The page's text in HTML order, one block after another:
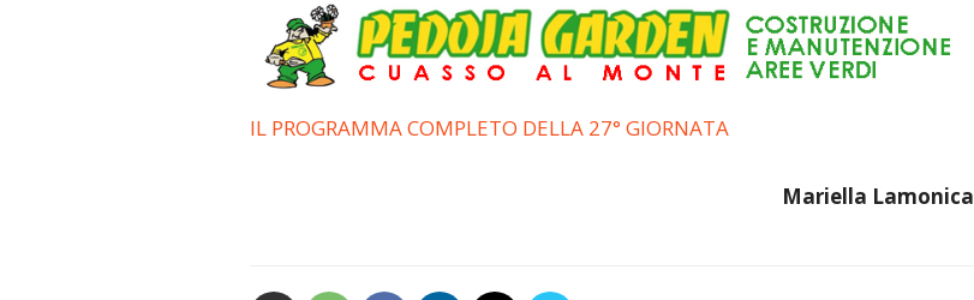
IL PROGRAMMA COMPLETO DELLA 27° GIORNATA
Mariella Lamonica